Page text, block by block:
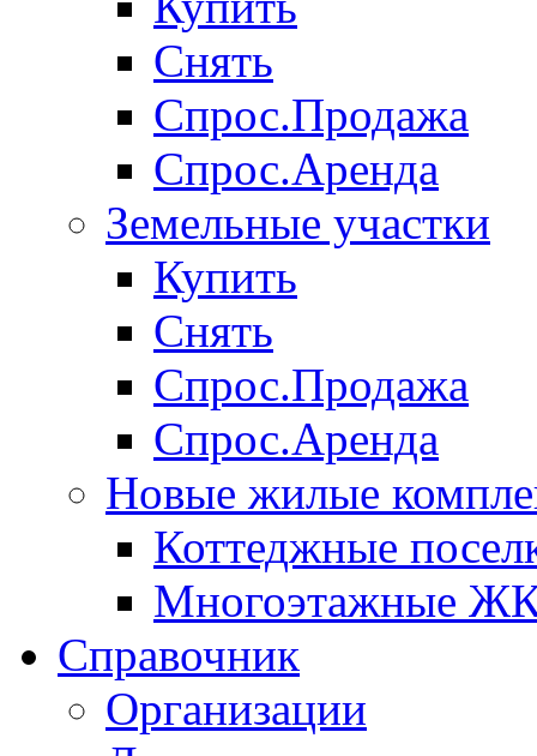
Снять
Спрос.Продажа
Спрос.Аренда
Земельные участки
Купить
Снять
Спрос.Продажа
Спрос.Аренда
Новые жилые
Коттеджные
Многоэтажные
Справочник
Организации